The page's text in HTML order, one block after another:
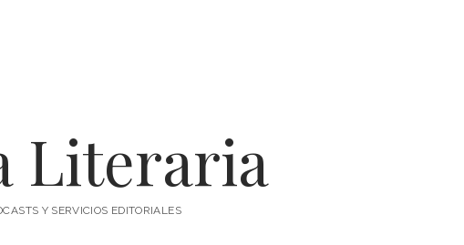
Literaria
Y SERVICIOS EDITORIALES